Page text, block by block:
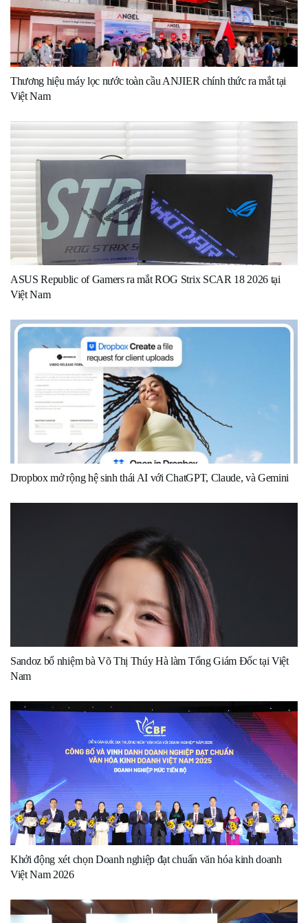
Thương hiệu máy lọc nước toàn cầu ANJIER chính thức ra mắt tại
Việt Nam
ASUS Republic of Gamers ra mắt ROG Strix SCAR 18 2026 tại
Việt Nam
Dropbox mở rộng hệ sinh thái AI với ChatGPT, Claude, và Gemini
Sandoz bổ nhiệm bà Võ Thị Thúy Hà làm Tổng Giám Đốc tại Việt
Nam
Khởi động xét chọn Doanh nghiệp đạt chuẩn văn hóa kinh doanh
Việt Nam 2026